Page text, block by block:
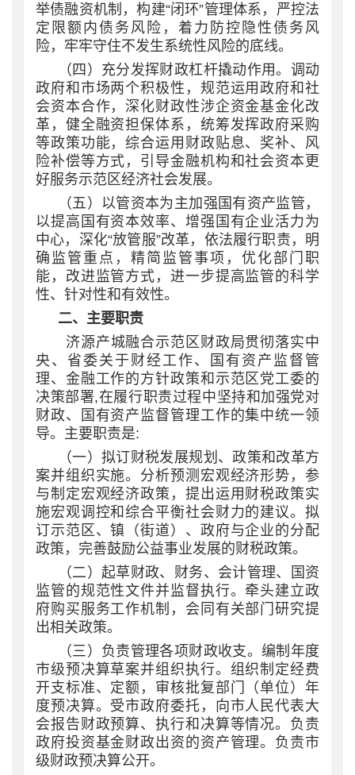
举债融资机制，构建“闭环”管理体系，严控法
定限额内债务风险，着力防控隐性债务风
险，牢牢守住不发生系统性风险的底线。
（四）充分发挥财政杠杆撬动作用。调动
政府和市场两个积极性，规范运用政府和社
会资本合作，深化财政性涉企资金基金化改
革，健全融资担保体系，统筹发挥政府采购
等政策功能，综合运用财政贴息、奖补、风
险补偿等方式，引导金融机构和社会资本更
好服务示范区经济社会发展。
（五）以管资本为主加强国有资产监管，
以提高国有资本效率、增强国有企业活力为
中心，深化“放管服”改革，依法履行职责，明
确监管重点，精简监管事项，优化部门职
能，改进监管方式，进一步提高监管的科学
性、针对性和有效性。
二、主要职责
济源产城融合示范区财政局贯彻落实中
央、省委关于财经工作、国有资产监督管
理、金融工作的方针政策和示范区党工委的
决策部署,在履行职责过程中坚持和加强党对
财政、国有资产监督管理工作的集中统一领
导。主要职责是:
（一）拟订财税发展规划、政策和改革方
案并组织实施。分析预测宏观经济形势，参
与制定宏观经济政策，提出运用财税政策实
施宏观调控和综合平衡社会财力的建议。拟
订示范区、镇（街道）、政府与企业的分配
政策，完善鼓励公益事业发展的财税政策。
（二）起草财政、财务、会计管理、国资
监管的规范性文件并监督执行。牵头建立政
府购买服务工作机制，会同有关部门研究提
出相关政策。
（三）负责管理各项财政收支。编制年度
市级预决算草案并组织执行。组织制定经费
开支标准、定额，审核批复部门（单位）年
度预决算。受市政府委托，向市人民代表大
会报告财政预算、执行和决算等情况。负责
政府投资基金财政出资的资产管理。负责市
级财政预决算公开。